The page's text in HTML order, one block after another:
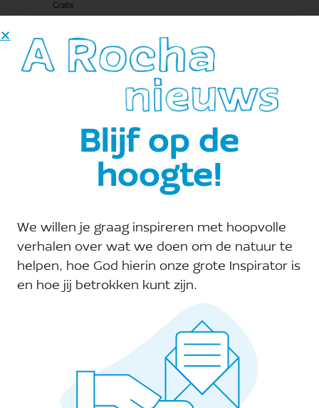
Gratis
ZA
27
Geannuleerd: Vogel-fietstocht
naar de Vreugderijkerwaard | A Rocha Hattem
Bushalte aan de Vechtstraat, Hattem
Blijf op de
hoogte!
We willen je graag inspireren met hoopvolle
verhalen over wat we doen om de natuur te
helpen, hoe God hierin onze grote Inspirator is
en hoe jij betrokken kunt zijn.